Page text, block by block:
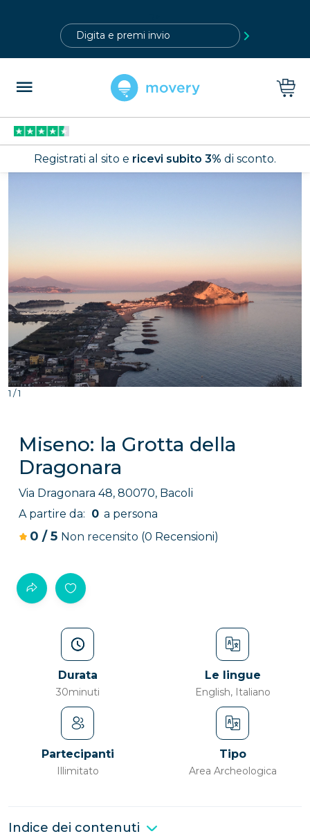
Registrati al sito e ricevi subito 3% di sconto.
Clicca per ingrandire
1 / 1
Miseno: la Grotta della
Dragonara
Via Dragonara 48, 80070, Bacoli
A partire da: 0 a persona
0 /5 Non recensito (0 Recensioni)
Durata
30minuti
Le lingue
English, Italiano
Partecipanti
Illimitato
Tipo
Area Archeologica
Indice dei contenuti